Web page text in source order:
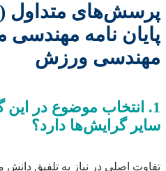
پایان نامه
مهندسی ورزش
1. انتخاب موضوع در این
سایر گرایش‌ها دارد؟
تفاوت اصلی در نیاز به تلفیق دانش